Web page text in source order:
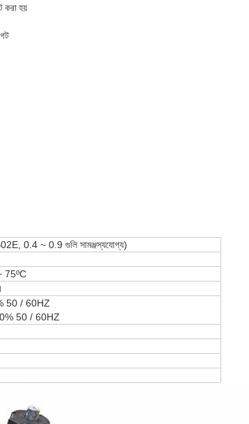
করা হয়
0.4 ~ 0.9 গুলি সামঞ্জস্যযোগ্য)
75ºC
50 / 60HZ
50 / 60HZ